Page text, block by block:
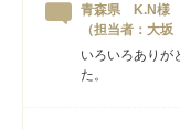
青森県 K.N様
（担当者：大
いろいろありが
た。